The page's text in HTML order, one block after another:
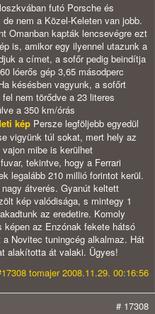
futó Porsche és
nem a Közel-Keleten van jobb.
Omanban kapták lencsevégre ezt
is, amikor egy ilyennel utazunk a
a címet, a sofőr pedig beindítja
lóerős gép 3,65 másodperc
késésben vagyunk, a sofőrt
nem törődve a 23 literes
a 350 km/órás
kép Persze legföljebb egyedül
vigyünk túl sokat, mert hely az
mibe is kerülhet
tekintve, hogy a Ferrari
legalább 210 millió forintot kerül.
átverés. Gyanút keltett
kép valódisága, s mintegy 1
az eredetire. Komoly
az Enzónak fekete hátsó
Novitec tuningcég alkalmaz. Hát
alakította át valaki. Ügyes!
tomajer 2008.11.29. 00:16:56
# 17308